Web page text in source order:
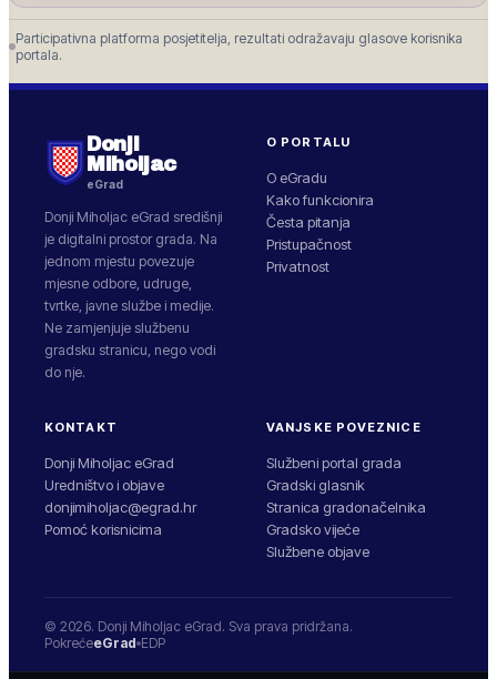
Participativna platforma posjetitelja, rezultati odražavaju glasove korisnika
portala.
Donji
Miholjac
eGrad
Donji Miholjac eGrad središnji
je digitalni prostor grada. Na
jednom mjestu povezuje
mjesne odbore, udruge,
tvrtke, javne službe i medije.
Ne zamjenjuje službenu
gradsku stranicu, nego vodi
do nje.
O PORTALU
O eGradu
Kako funkcionira
Česta pitanja
Pristupačnost
Privatnost
KONTAKT
Donji Miholjac eGrad
Uredništvo i objave
donjimiholjac@egrad.hr
Pomoć korisnicima
VANJSKE POVEZNICE
Službeni portal grada
Gradski glasnik
Stranica gradonačelnika
Gradsko vijeće
Službene objave
© 2026. Donji Miholjac eGrad. Sva prava pridržana.
PokrećeeGrad EDP